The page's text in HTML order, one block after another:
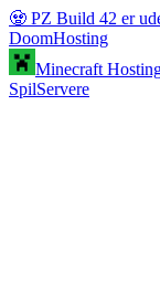
🧟 PZ Build 42 er
DoomHosting
Minecraft
SpilServere